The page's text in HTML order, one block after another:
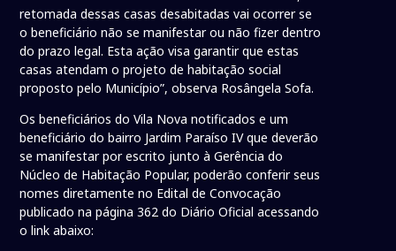
retomada dessas casas desabitadas vai ocorrer se
o beneficiário não se manifestar ou não fizer dentro
do prazo legal. Esta ação visa garantir que estas
casas atendam o projeto de habitação social
proposto pelo Município”, observa Rosângela Sofa.
Os beneficiários do Vila Nova notificados e um
beneficiário do bairro Jardim Paraíso IV que deverão
se manifestar por escrito junto à Gerência do
Núcleo de Habitação Popular, poderão conferir seus
nomes diretamente no Edital de Convocação
publicado na página 362 do Diário Oficial acessando
o link abaixo: